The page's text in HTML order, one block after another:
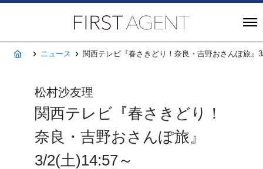
ホームニュース 関西テレビ『春さきどり！奈良・吉野おさんぽ旅』
松村沙友理
関西テレビ『春さきどり！
奈良・吉野おさんぽ旅』
3/2(土)14:57～